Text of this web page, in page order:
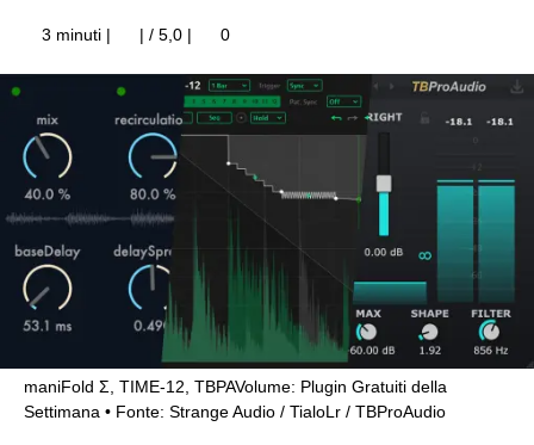
3 minuti | | / 5,0 | 0
maniFold Σ, TIME-12, TBPAVolume: Plugin Gratuiti della
Settimana
Fonte: Strange Audio / TialoLr / TBProAudio